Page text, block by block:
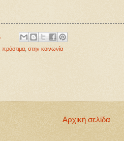
πρόστιμα στην κοινωνία
Αρχική σελίδα